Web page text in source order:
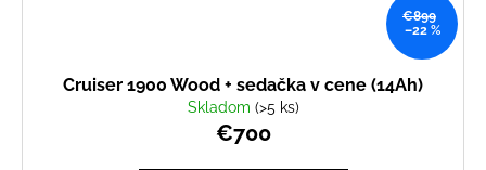
€899
–22 %
Cruiser 1900 Wood + sedačka v cene (14Ah)
Skladom (>5 ks)
€700